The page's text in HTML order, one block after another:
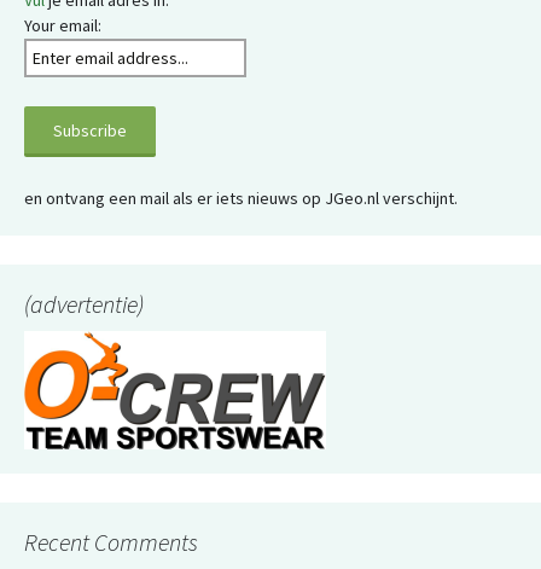
Your email:
en ontvang een mail als er iets nieuws op JGeo.nl verschijnt.
(advertentie)
Recent Comments